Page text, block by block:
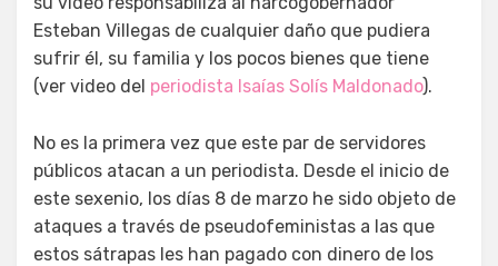
Esteban Villegas de cualquier daño que pudiera
sufrir él, su familia y los pocos bienes que tiene
(ver video del periodista Isaías Solís Maldonado).
No es la primera vez que este par de servidores
públicos atacan a un periodista. Desde el inicio de
este sexenio, los días 8 de marzo he sido objeto de
ataques a través de pseudofeministas a las que
estos sátrapas les han pagado con dinero de los